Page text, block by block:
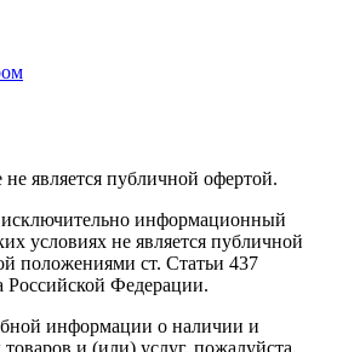
является публичной офертой.
исключительно информационный
условиях не является публичной
положениями ст. Статьи 437
Российской Федерации.
информации о наличии и
и (или) услуг, пожалуйста,